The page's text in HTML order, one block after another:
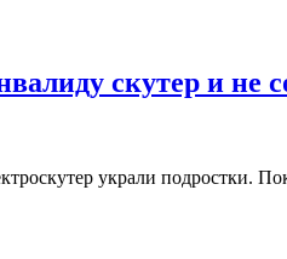
скутер и не
украли подростки.